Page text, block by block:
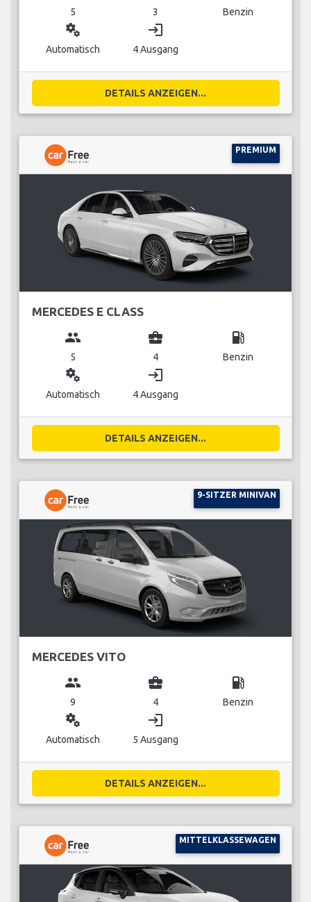
5 3 Benzin
miscellaneous_services
Automatisch
login
4 Ausgang
DETAILS ANZEIGEN...
PREMIUM
MERCEDES E CLASS
group
5
business_center
4
local_gas_station
Benzin
miscellaneous_services
Automatisch
login
4 Ausgang
DETAILS ANZEIGEN...
9-SITZER MINIVAN
MERCEDES VITO
group
9
business_center
4
local_gas_station
Benzin
miscellaneous_services
Automatisch
login
5 Ausgang
DETAILS ANZEIGEN...
MITTELKLASSEWAGEN